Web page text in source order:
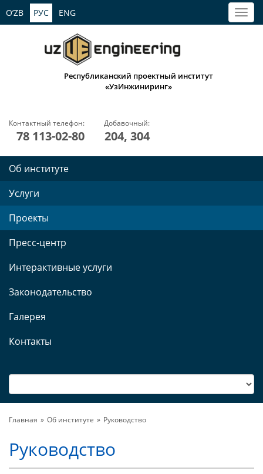
O’ZB РУС ENG
Республиканский проектный институт
«УзИнжиниринг»
Контактный телефон:
78 113-02-80
Добавочный:
204, 304
Об институте
Услуги
Проекты
Пресс-центр
Интерактивные услуги
Законодательство
Галерея
Контакты
Главная Об институте Руководство
Руководство